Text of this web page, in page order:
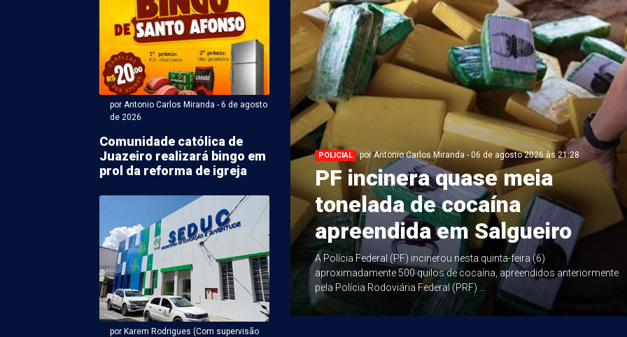
por Antonio Carlos Miranda - 6 de agosto
de 2026
Comunidade católica de
Juazeiro realizará bingo em
prol da reforma de igreja
por Karem Rodrigues (Com supervisão
Carlos Miranda - 06 de agosto 2026 às 18:50
a vice de João
tem maior
de bens em PE
governador de Pernambuco pela Frente Popular,
declarou R$ 3,7 milhões em bens à
POLICIAL por Antonio Carlos Miranda - 06 de agosto 2026 às 21:28
PF incinera quase meia
tonelada de cocaína
apreendida em Salgueiro
A Polícia Federal (PF) incinerou nesta quinta-feira (6)
aproximadamente 500 quilos de cocaína, apreendidos anteriormente
pela Polícia Rodoviária Federal (PRF) ...